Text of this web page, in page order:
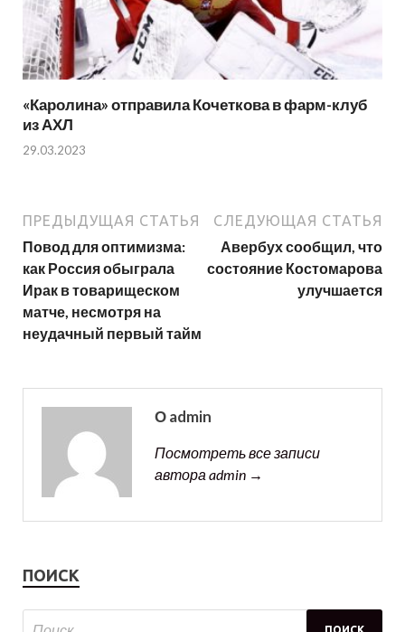
«Каролина» отправила Кочеткова в фарм-клуб
из АХЛ
29.03.2023
ПРЕДЫДУЩАЯ СТАТЬЯ
Повод для оптимизма:
как Россия обыграла
Ирак в товарищеском
матче, несмотря на
неудачный первый тайм
СЛЕДУЮЩАЯ СТАТЬЯ
Авербух сообщил, что
состояние Костомарова
улучшается
О admin
Посмотреть все записи
автора admin →
ПОИСК